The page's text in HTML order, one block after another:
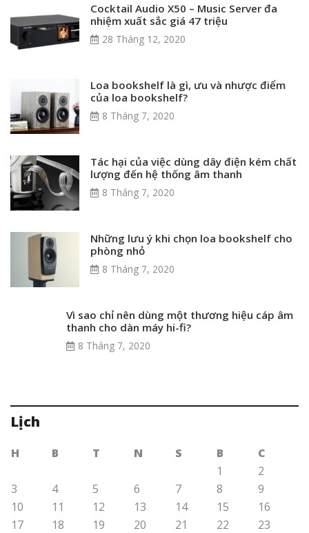
Cocktail Audio X50 – Music Server đa
nhiệm xuất sắc giá 47 triệu
28 Tháng 12, 2020
Loa bookshelf là gì, ưu và nhược điểm
của loa bookshelf?
8 Tháng 7, 2020
Tác hại của việc dùng dây điện kém chất
lượng đến hệ thống âm thanh
8 Tháng 7, 2020
Những lưu ý khi chọn loa bookshelf cho
phòng nhỏ
8 Tháng 7, 2020
Vì sao chỉ nên dùng một thương hiệu cáp âm
thanh cho dàn máy hi-fi?
8 Tháng 7, 2020
Lịch
H B T N S B
C
1
2
3
4 5 6 7 8
9
10
11 12 13 14 15
16
17
18 19 20 21 22
23